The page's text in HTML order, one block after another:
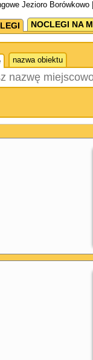
Jezioro
NOCLEGI NA
nazwa obiektu